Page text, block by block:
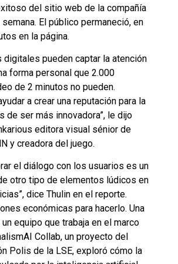
del sitio web de la compañía
El público permaneció, en
en la página.
digitales pueden captar la atención
forma personal que 2.000
de 2 minutos no pueden.
a crear una reputación para la
de ser más innovadora”, le dijo
editora visual sénior de
y creadora del juego.
el diálogo con los usuarios es un
otro tipo de elementos lúdicos en
dice Thulin en el reporte.
económicas para hacerlo. Una
equipo que trabaja en el marco
Collab, un proyecto del
Polis de la LSE, exploró cómo la